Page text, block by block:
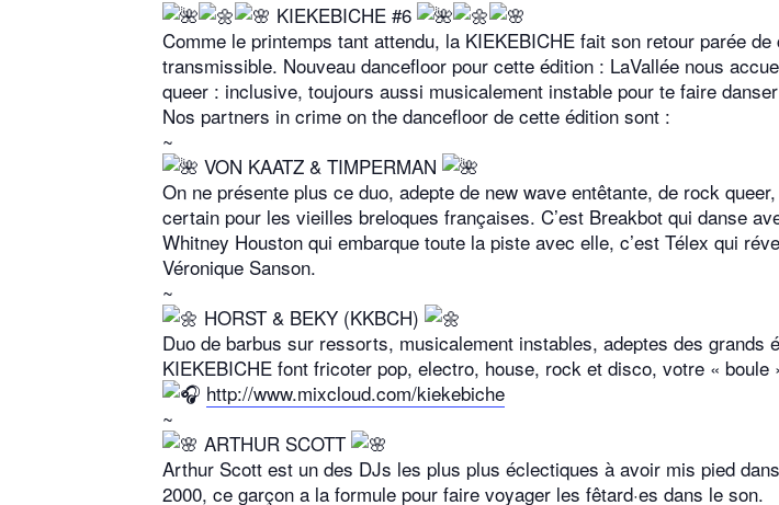
KIEKEBICHE #6
Comme le printemps tant attendu, la KIEKEBICHE fait son retour parée
transmissible. Nouveau dancefloor pour cette édition : LaVallée nous
queer : inclusive, toujours aussi musicalement instable pour te faire
Nos partners in crime on the dancefloor de cette édition sont :
~
VON KAATZ & TIMPERMAN
On ne présente plus ce duo, adepte de new wave entêtante, de rock
certain pour les vieilles breloques françaises. C’est Breakbot qui danse
Whitney Houston qui embarque toute la piste avec elle, c’est Télex qui
Véronique Sanson.
~
HORST & BEKY (KKBCH)
Duo de barbus sur ressorts, musicalement instables, adeptes des
KIEKEBICHE font fricoter pop, electro, house, rock et disco, votre « boule
http://www.mixcloud.com/kiekebiche
~
ARTHUR SCOTT
Arthur Scott est un des DJs les plus plus éclectiques à avoir mis pied
2000, ce garçon a la formule pour faire voyager les fêtard·es dans le son.